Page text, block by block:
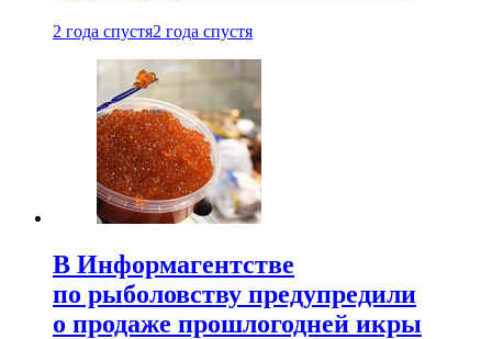
2 года спустя2 года спустя
В Информагентстве
по рыболовству предупредили
о продаже прошлогодней икры